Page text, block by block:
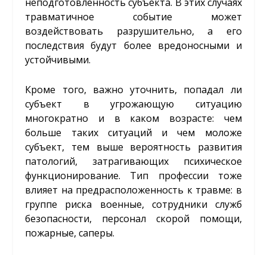
травматичное событие может
воздействовать разрушительно, а его
последствия будут более вредоносными и
устойчивыми.
Кроме того, важно уточнить, попадал ли
субъект в угрожающую ситуацию
многократно и в каком возрасте: чем
больше таких ситуаций и чем моложе
субъект, тем выше вероятность развития
патологий, затрагивающих психическое
функционирование. Тип профессии тоже
влияет на предрасположенность к травме: в
группе риска военные, сотрудники служб
безопасности, персонал скорой помощи,
пожарные, саперы.